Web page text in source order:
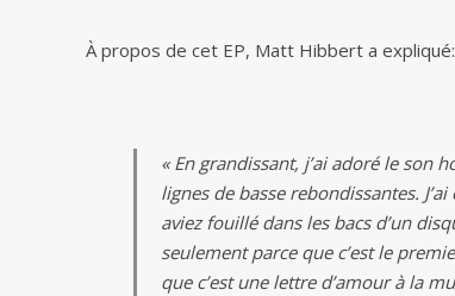
À propos de cet EP, Matt Hibbert a expliqué:
« En grandissant, j’ai adoré le son
lignes de basse rebondissantes.
aviez fouillé dans les bacs d’un
seulement parce que c’est le
que c’est une lettre d’amour à la